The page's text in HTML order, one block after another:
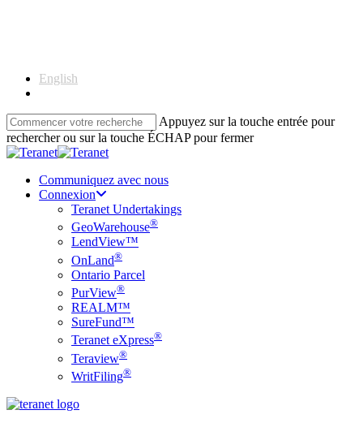
English
Appuyez sur la touche entrée pour
rechercher ou sur la touche ÉCHAP pour fermer
Close
Communiquez avec nous
Connexion
Teranet Undertakings
GeoWarehouse®
LendView™
OnLand®
Ontario Parcel
PurView®
REALM™
SureFund™
Teranet eXpress®
Teraview®
WritFiling®
Menu
search
Menu